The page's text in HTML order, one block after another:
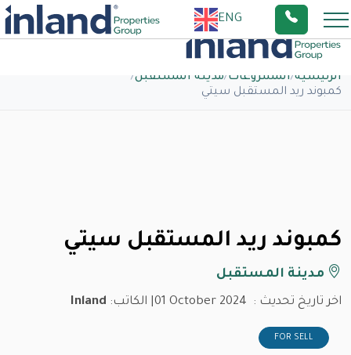
ENG
الرئيسية/المشروعات/مدينة المستقبل/
كمبوند ريد المستقبل سيتي
كمبوند ريد المستقبل سيتي
مدينة المستقبل
اخر تاريخ تحديث : 01 October 2024 | الكاتب: Inland
FOR SELL